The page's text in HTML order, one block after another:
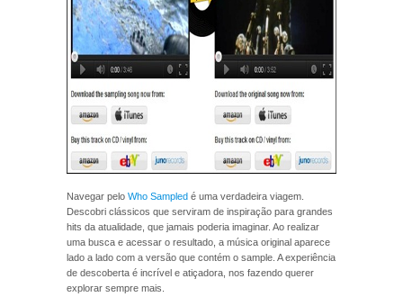
Navegar pelo Who Sampled é uma verdadeira viagem.
Descobri clássicos que serviram de inspiração para grandes
hits da atualidade, que jamais poderia imaginar. Ao realizar
uma busca e acessar o resultado, a música original aparece
lado a lado com a versão que contém o sample. A experiência
de descoberta é incrível e atiçadora, nos fazendo querer
explorar sempre mais.